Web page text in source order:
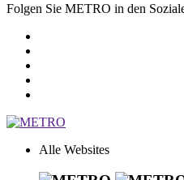
Folgen Sie METRO in den
Alle Websites